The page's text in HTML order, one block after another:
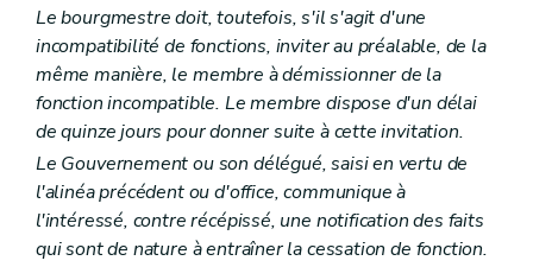
Le bourgmestre doit, toutefois, s'il s'agit d'une
incompatibilité de fonctions, inviter au préalable, de la
même manière, le membre à démissionner de la
fonction incompatible. Le membre dispose d'un délai
de quinze jours pour donner suite à cette invitation.
Le Gouvernement ou son délégué, saisi en vertu de
l'alinéa précédent ou d'office, communique à
l'intéressé, contre récépissé, une notification des faits
qui sont de nature à entraîner la cessation de fonction.